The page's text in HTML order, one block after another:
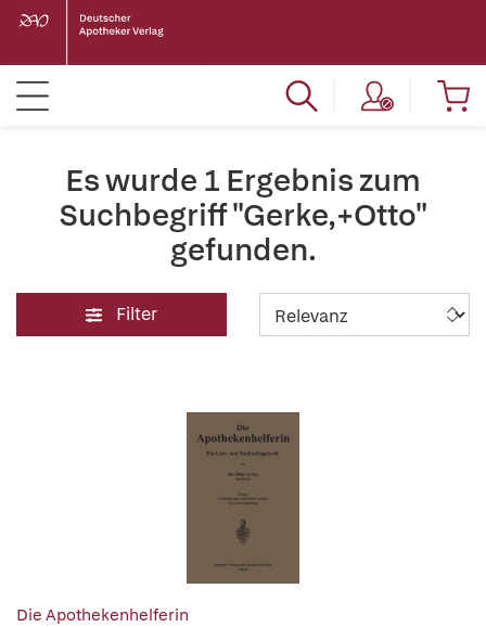
Es wurde 1 Ergebnis zum
Suchbegriff "Gerke,+Otto"
gefunden.
Filter
Die Apothekenhelferin